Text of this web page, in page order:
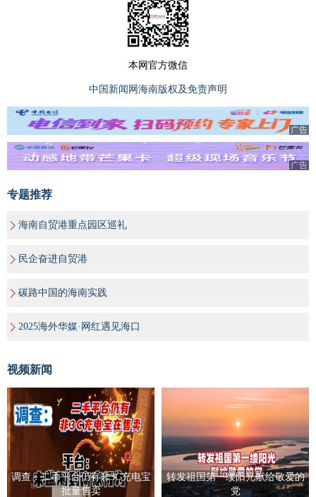
本网官方微信
中国新闻网海南版权及免责声明
广告
广告
专题推荐
海南自贸港重点园区巡礼
民企奋进自贸港
碳路中国的海南实践
2025海外华媒·网红遇见海口
视频新闻
调查：二手平台仍有非3C充电宝
批量售卖
转发祖国第一缕阳光献给敬爱的
党